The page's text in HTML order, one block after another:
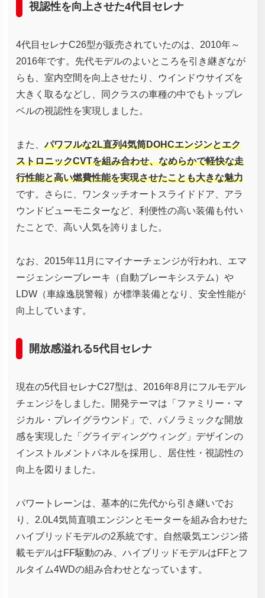
視認性を向上させた4代目セレナ
4代目セレナC26型が販売されていたのは、2010年～
2016年です。先代モデルのよいところを引き継ぎなが
らも、室内空間を向上させたり、ウインドウサイズを
大きく取るなどし、同クラスの車種の中でもトップレ
ベルの視認性を実現しました。
また、パワフルな2L直列4気筒DOHCエンジンとエク
ストロニックCVTを組み合わせ、なめらかで軽快な走
行性能と高い燃費性能を実現させたことも大きな魅力
です。さらに、ワンタッチオートスライドドア、アラ
ウンドビューモニターなど、利便性の高い装備も付い
たことで、高い人気を誇りました。
なお、2015年11月にマイナーチェンジが行われ、エマ
ージェンシーブレーキ（自動ブレーキシステム）や
LDW（車線逸脱警報）が標準装備となり、安全性能が
向上しています。
開放感溢れる5代目セレナ
現在の5代目セレナC27型は、2016年8月にフルモデル
チェンジをしました。開発テーマは「ファミリー・マ
ジカル・プレイグラウンド」で、パノラミックな開放
感を実現した「グライディングウィング」デザインの
インストルメントパネルを採用し、居住性・視認性の
向上を図りました。
パワートレーンは、基本的に先代から引き継いでお
り、2.0L4気筒直噴エンジンとモーターを組み合わせた
ハイブリッドモデルの2系統です。自然吸気エンジン搭
載モデルはFF駆動のみ、ハイブリッドモデルはFFとフ
ルタイム4WDの組み合わせとなっています。